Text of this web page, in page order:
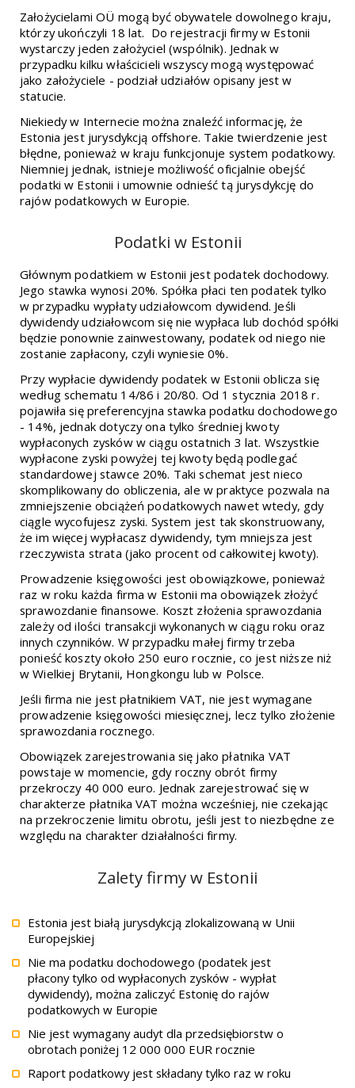
Założycielami OÜ mogą być obywatele dowolnego kraju,
którzy ukończyli 18 lat. Do rejestracji firmy w Estonii
wystarczy jeden założyciel (wspólnik). Jednak w
przypadku kilku właścicieli wszyscy mogą występować
jako założyciele - podział udziałów opisany jest w
statucie.
Niekiedy w Internecie można znaleźć informację, że
Estonia jest jurysdykcją offshore. Takie twierdzenie jest
błędne, ponieważ w kraju funkcjonuje system podatkowy.
Niemniej jednak, istnieje możliwość oficjalnie obejść
podatki w Estonii i umownie odnieść tą jurysdykcję do
rajów podatkowych w Europie.
Podatki w Estonii
Głównympodatkiem w Estonii jest podatek dochodowy.
Jego stawka wynosi 20%. Spółka płaci ten podatek tylko
w przypadku wypłaty udziałowcom dywidend. Jeśli
dywidendy udziałowcom się nie wypłaca lub dochód spółki
będzie ponownie zainwestowany, podatek od niego nie
zostanie zapłacony, czyli wyniesie 0%.
Przy wypłacie dywidendy podatek w Estonii oblicza się
według schematu 14/86 i 20/80. Od 1 stycznia 2018 r.
pojawiła się preferencyjna stawka podatku dochodowego
- 14%, jednak dotyczy ona tylko średniej kwoty
wypłaconych zysków w ciągu ostatnich 3 lat. Wszystkie
wypłacone zyski powyżej tej kwoty będą podlegać
standardowej stawce 20%. Taki schemat jest nieco
skomplikowany do obliczenia, ale w praktyce pozwala na
zmniejszenie obciążeń podatkowych nawet wtedy, gdy
ciągle wycofujesz zyski. System jest tak skonstruowany,
że im więcej wypłacasz dywidendy, tym mniejsza jest
rzeczywista strata (jako procent od całkowitej kwoty).
Prowadzenie księgowości jest obowiązkowe, ponieważ
raz w roku każda firma w Estonii ma obowiązek złożyć
sprawozdanie finansowe. Koszt złożenia sprawozdania
zależy od ilości transakcji wykonanych w ciągu roku oraz
innych czynników. W przypadku małej firmy trzeba
ponieść koszty około 250 euro rocznie, co jest niższe niż
w Wielkiej Brytanii, Hongkongu lub w Polsce.
Jeśli firma nie jest płatnikiem VAT, nie jest wymagane
prowadzenie księgowości miesięcznej, lecz tylko złożenie
sprawozdania rocznego.
Obowiązek zarejestrowania się jako płatnika VAT
powstaje w momencie, gdy roczny obrót firmy
przekroczy 40 000 euro. Jednak zarejestrować się w
charakterze płatnika VAT można wcześniej, nie czekając
na przekroczenie limitu obrotu, jeśli jest to niezbędne ze
względu na charakter działalności firmy.
Zalety firmy w Estonii
Estonia jest białą jurysdykcją zlokalizowaną w Unii
Europejskiej
Nie ma podatku dochodowego (podatek jest
płacony tylko od wypłaconych zysków - wypłat
dywidendy), można zaliczyć Estonię do rajów
podatkowych w Europie
Nie jest wymagany audyt dla przedsiębiorstw o ​​
obrotach poniżej 12 000 000 EUR rocznie
Raport podatkowy jest składany tylko raz w roku